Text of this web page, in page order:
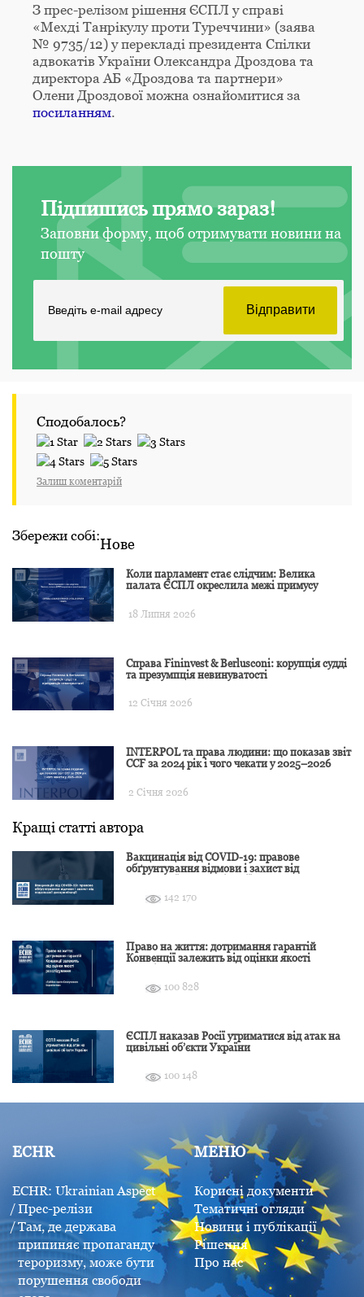
З прес-релізом рішення ЄСПЛ у справі
«Мехді Танрікулу проти Туреччини» (заява
№ 9735/12) у перекладі президента Спілки
адвокатів України Олександра Дроздова та
директора АБ «Дроздова та партнери»
Олени Дроздової можна ознайомитися за
посиланням.
Підпишись прямо зараз!
Заповни форму, щоб отримувати новини на
пошту
Сподобалось?
Залиш коментарій
Збережи собі:Нове
Коли парламент стає слідчим: Велика
палата ЄСПЛ окреслила межі примусу
18 Липня 2026
Справа Fininvest & Berlusconi: корупція судді
та презумпція невинуватості
12 Січня 2026
INTERPOL та права людини: що показав звіт
CCF за 2024 рік і чого чекати у 2025–2026
2 Січня 2026
Кращі статті автора
Вакцинація від COVID-19: правове
обґрунтування відмови і захист від
142 170
Право на життя: дотримання гарантій
Конвенції залежить від оцінки якості
100 828
ЄСПЛ наказав Росії утриматися від атак на
цивільні об’єкти України
100 148
ECHR
ECHR: Ukrainian Aspect
Прес-релізи
Там, де держава
припиняє пропаганду
тероризму, може бути
порушення свободи
МЕНЮ
Корисні документи
Тематичні огляди
Новини і публікації
Рішення
Про нас